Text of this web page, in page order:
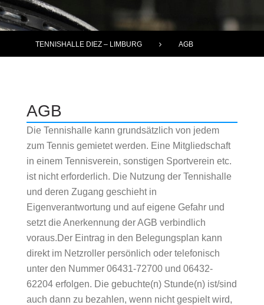
TENNISHALLE DIEZ – LIMBURG AGB
G
B
AGB
Die Tennishalle kann grundsätzlich von jedem
zum Tennis gemietet werden. Eine Mitgliedschaft
in einem Tennisverein, sonstigen Sportverein etc.
ist nicht erforderlich. Die Nutzung der Tennishalle
und deren Zugang geschieht in
Eigenverantwortung und auf eigene Gefahr und
setzt die Anerkennung der AGB verbindlich
voraus.Der Eintrag in den Belegungsplan kann
direkt im Netzroller persönlich oder telefonisch
unter den Nummer 06431-72700 und 06432-
62204 erfolgen. Die gebuchte(n) Stunde(n) ist/sind
auch dann zu bezahlen, wenn nicht gespielt wird,